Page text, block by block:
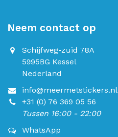
Neem contact op
Schijfweg-zuid 78A
5995BG Kessel
Nederland
info@meermetstickers.nl
+31 (0) 76 369 05 56
Tussen 16:00 - 22:00
WhatsApp